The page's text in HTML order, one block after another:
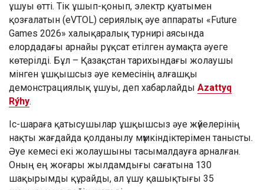
ұшуы өтті. Тік ұшып-қонып, электр қуатымен
қозғалатын (eVTOL) сериялық әуе аппараты «Future
Games 2026» халықаралық турнирі аясында
елордадағы арнайы рұқсат етілген аумақта әуеге
көтерілді. Бұл – Қазақстан тарихындағы жолаушы
мінген ұшқышсыз әуе кемесінің алғашқы
демонстрациялық ұшуы, деп хабарлайды Azattyq
Rýhy.
Іс-шараға қатысушылар ұшқышсыз әуе жүйелерінің
нақты жағдайда қолданылу мүмкіндіктерімен танысты.
Әуе кемесі екі жолаушыны тасымалдауға арналған.
Оның ең жоғары жылдамдығы сағатына 130
шақырымды құрайды, ал ұшу қашықтығы 35